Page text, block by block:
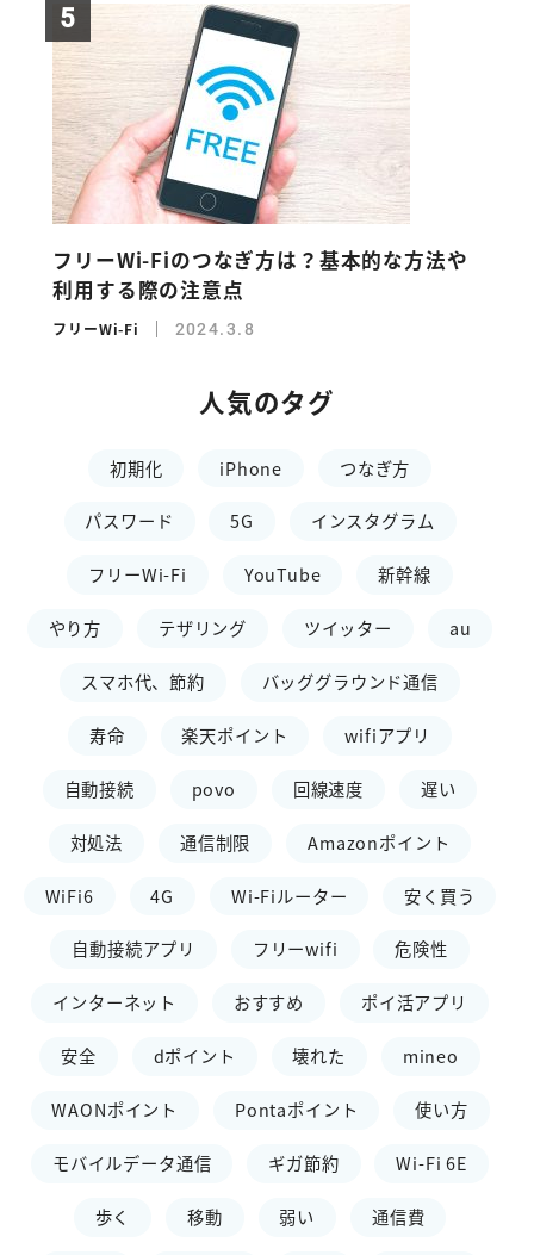
フリーWi-Fiのつなぎ方は？基本的な方法や
利用する際の注意点
フリーWi-Fi 2024.3.8
人気のタグ
初期化 iPhone つなぎ方
パスワード 5G インスタグラム
フリーWi-Fi YouTube 新幹線
やり方 テザリング ツイッター au
スマホ代、節約 バッググラウンド通信
寿命 楽天ポイント wifiアプリ
自動接続 povo 回線速度 遅い
対処法 通信制限 Amazonポイント
WiFi6 4G Wi-Fiルーター 安く買う
自動接続アプリ フリーwifi 危険性
インターネット おすすめ ポイ活アプリ
安全 dポイント 壊れた mineo
WAONポイント Pontaポイント 使い方
モバイルデータ通信 ギガ節約 Wi-Fi 6E
歩く 移動 弱い 通信費